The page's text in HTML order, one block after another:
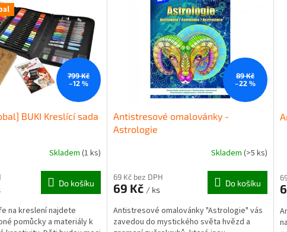
799 Kč
–12 %
BUKI Kreslící sada
Skladem (1 ks)
Do košíku
na kreslení najdete
pomůcky a materiály k
89 Kč
–22 %
Antistresové omalovánky -
Astrologie
Skladem (>5 ks)
69 Kč bez DPH
69 Kč / ks
Do košíku
Antistresové omalovánky "Astrologie" vás
zavedou do mystického světa hvězd a